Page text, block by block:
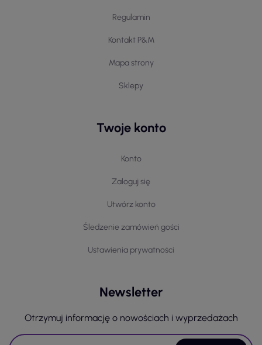
Regulamin
Kontakt P&M
Mapa strony
Sklepy
Twoje konto
Konto
Zaloguj się
Utwórz konto
Śledzenie zamówień gości
Ustawienia prywatności
Newsletter
Otrzymuj informację o nowościach i wyprzedażach